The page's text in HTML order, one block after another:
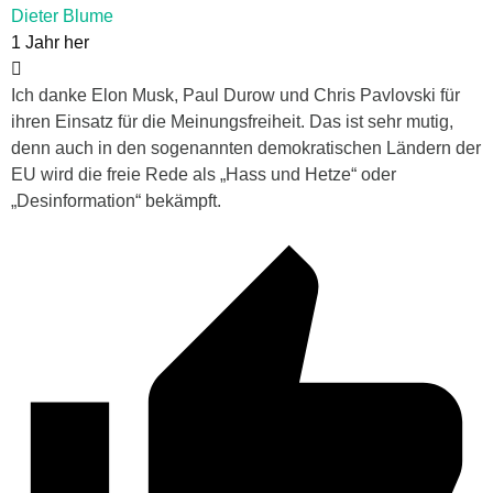
Dieter Blume
1 Jahr her
Ich danke Elon Musk, Paul Durow und Chris Pavlovski für
ihren Einsatz für die Meinungsfreiheit. Das ist sehr mutig,
denn auch in den sogenannten demokratischen Ländern der
EU wird die freie Rede als „Hass und Hetze“ oder
„Desinformation“ bekämpft.